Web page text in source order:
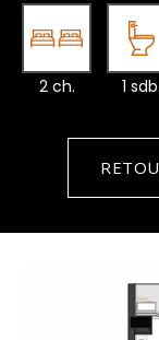
2 ch. 1 sdb.